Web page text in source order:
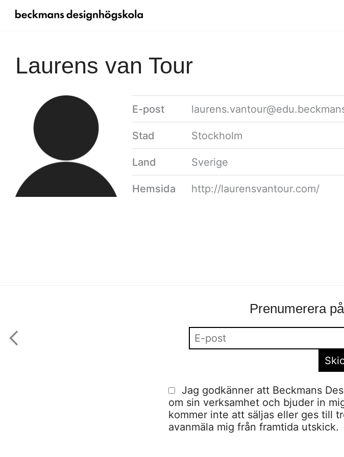
Laurens van Tour
E-post
Stad Stockholm
Land Sverige
Hemsida http://laurensvantour.com/
Prenumerera
Jag godkänner att Beckmans
om sin verksamhet och bjuder in
kommer inte att säljas eller ges till
avanmäla mig från framtida utskick.